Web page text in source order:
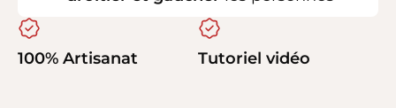
100% Artisanat Tutoriel vidéo